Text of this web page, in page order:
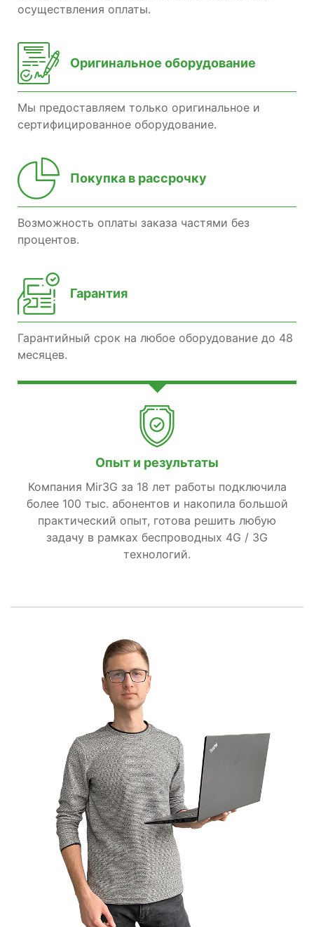
осуществления оплаты.
Оригинальное оборудование
Мы предоставляем только оригинальное и
сертифицированное оборудование.
Покупка в рассрочку
Возможность оплаты заказа частями без
процентов.
Гарантия
Гарантийный срок на любое оборудование до 48
месяцев.
Опыт и результаты
Компания Mir3G за 18 лет работы подключила
более 100 тыс. абонентов и накопила большой
практический опыт, готова решить любую
задачу в рамках беспроводных 4G / 3G
технологий.